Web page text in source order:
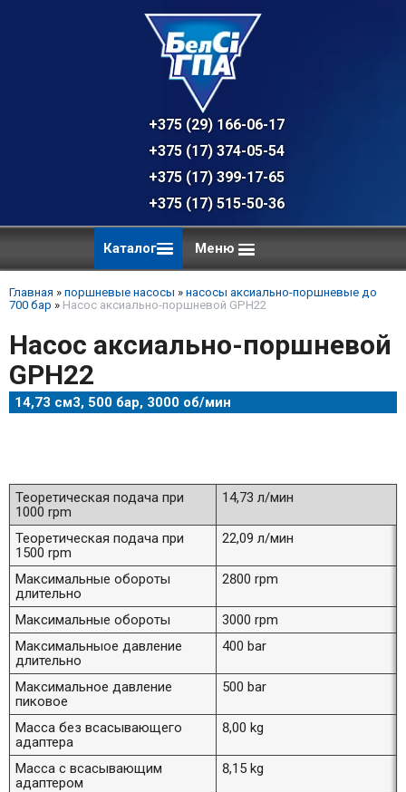
+375 (29) 166-06-17 - техническая
+375 (17) 374-05-54 - общий отдел,
+375 (17) 399-17-65
+375 (17) 515-50-36
Каталог Меню
Главная » поршневые насосы » насосы аксиально-поршневые до
700 бар » Насос аксиально-поршневой GPH22
Насос аксиально-поршневой
GPH22
14,73 см3, 500 бар, 3000 об/мин
Теоретическая подача при
1000 rpm
14,73 л/мин
Теоретическая подача при
1500 rpm
22,09 л/мин
Максимальные обороты
длительно
2800 rpm
Максимальные обороты
3000 rpm
Максимальныое давление
длительно
400 bar
Максимальное давление
пиковое
500 bar
Масса без всасывающего
адаптера
8,00 kg
Масса с всасывающим
адаптером
8,15 kg